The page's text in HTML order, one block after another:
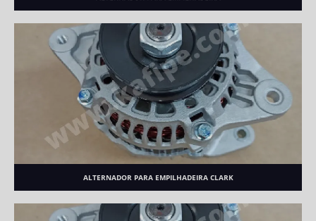
ALTERNADOR PARA EMPILHADEIRA CLARK